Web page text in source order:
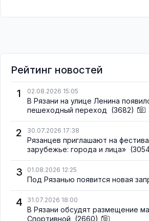
Рейтинг новостей
1
02.08.2026 15:05
В Рязани на улице Ленина
пешеходный переход (3682)
2 30.07.2026 17:38
Рязанцев приглашают на
зарубежье: города и лица»
3 01.08.2026 12:25
Под Рязанью появится новая
4 31.07.2026 18:00
В Рязани обсудят размещение
Спортивной (2660)